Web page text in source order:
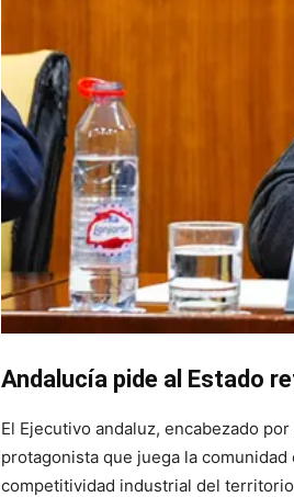
Andalucía pide al Estado
El Ejecutivo andaluz, encabezado
protagonista que juega la
competitividad industrial del